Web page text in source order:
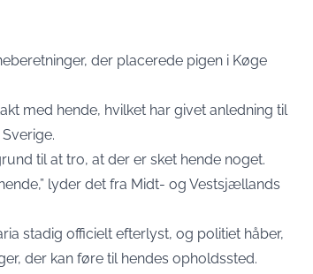
der placerede pigen i Køge
med hende, hvilket har givet anledning til
til at tro, at der er sket hende noget.
lyder det fra Midt- og Vestsjællands
stadig officielt efterlyst, og politiet håber,
der kan føre til hendes opholdssted.